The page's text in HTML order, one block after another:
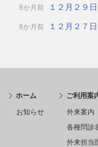
8か月前 １２月２９
8か月前 １２月２７
ホーム
お知らせ
ご利用案
外来案内
各種問診
外来担当